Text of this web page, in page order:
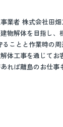
業者 株式会社田
物解体を目指し
ことと作業時の
体工事を通じて
れば離島のお仕